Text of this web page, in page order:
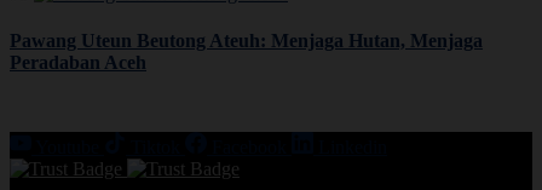
Pawang Uteun Beutong Ateuh: Menjaga Hutan, Menjaga
Peradaban Aceh